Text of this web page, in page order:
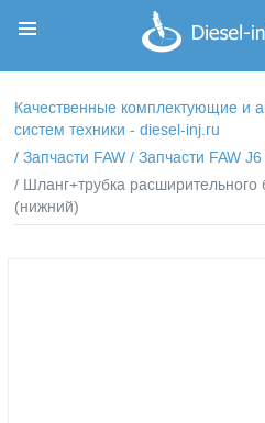
Качественные комплектующие и
систем техники - diesel-inj.ru
/Запчасти FAW /Запчасти FAW J6
/ Шланг+трубка расширительного
(нижний)